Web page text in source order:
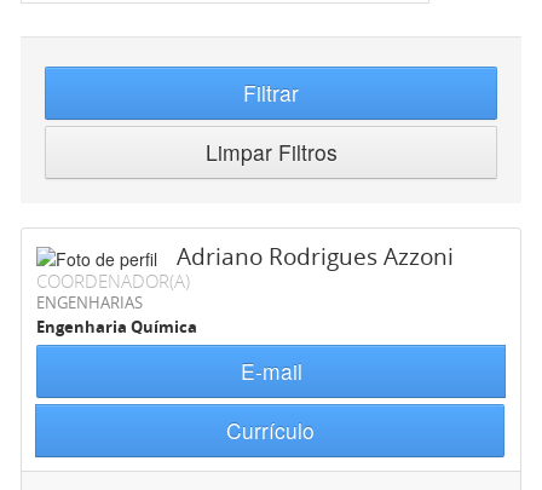
Filtrar
Limpar Filtros
Adriano Rodrigues Azzoni
COORDENADOR(A)
ENGENHARIAS
Engenharia Química
E-mail
Currículo